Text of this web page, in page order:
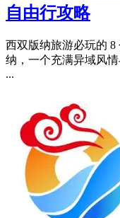
自由行攻略
西双版纳旅游必玩的 8
纳，一个充满异域风
...